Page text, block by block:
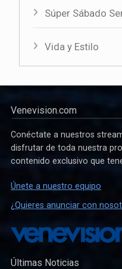
Súper Sábado
Vida y Estilo
Venevision.com
Conéctate a nuestros
disfrutar de toda nuestra
contenido exclusivo que
Únete a nuestro equipo
¿Quieres anunciar con
Últimas Noticias